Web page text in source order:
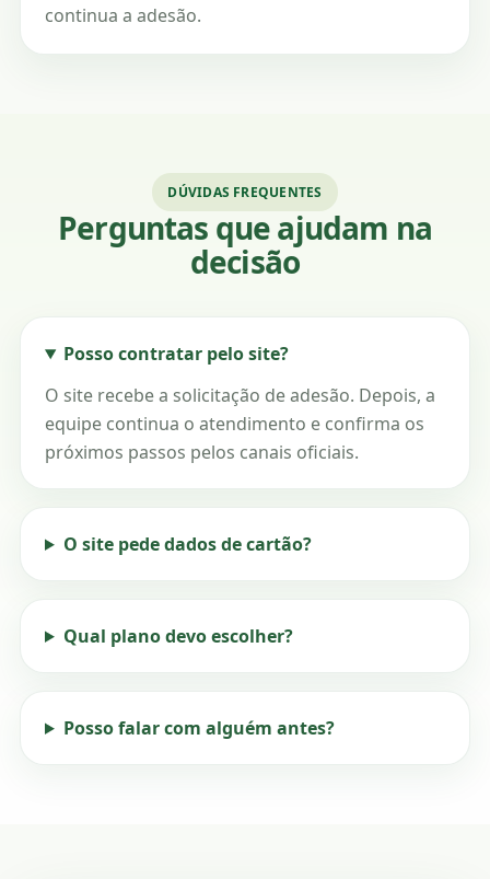
continua a adesão.
DÚVIDAS FREQUENTES
Perguntas que ajudam na
decisão
Posso contratar pelo site?
O site recebe a solicitação de adesão. Depois, a
equipe continua o atendimento e confirma os
próximos passos pelos canais oficiais.
O site pede dados de cartão?
Qual plano devo escolher?
Posso falar com alguém antes?